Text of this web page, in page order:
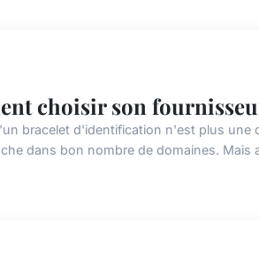
choisir son
bracelet d'identification n'est plus une
dans bon nombre de domaines. Mais